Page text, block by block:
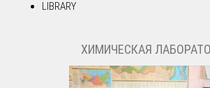
LIBRARY
ХИМИЧЕСКАЯ